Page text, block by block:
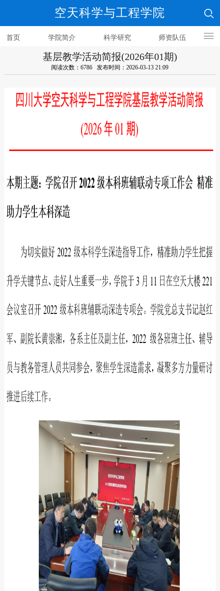
空天科学与工程学院
首页 学院简介 科学研究 师资队伍
基层教学活动简报(2026年01期)
阅读次数：6786 发布时间：2026-03-13 21:09